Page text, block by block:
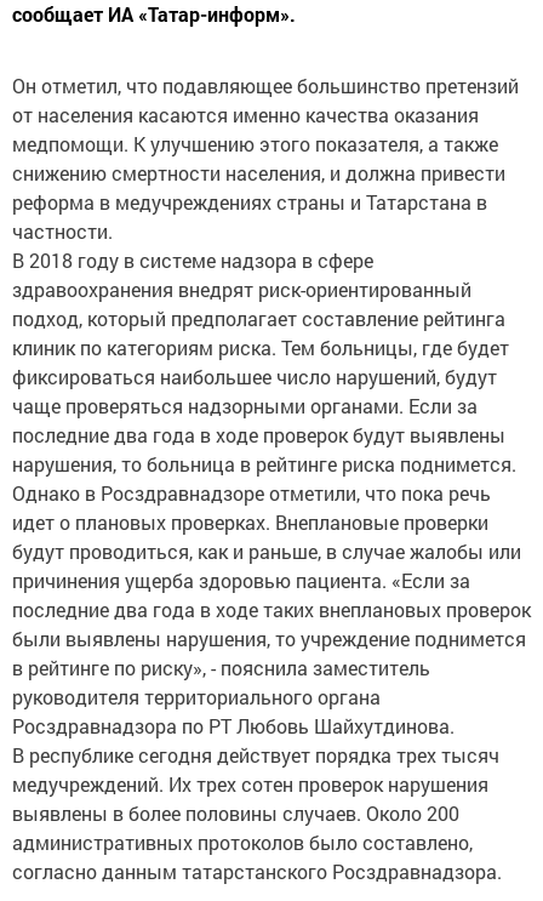
сообщает ИА «Татар-информ».
Он отметил, что подавляющее большинство претензий
от населения касаются именно качества оказания
медпомощи. К улучшению этого показателя, а также
снижению смертности населения, и должна привести
реформа в медучреждениях страны и Татарстана в
частности.
В 2018 году в системе надзора в сфере
здравоохранения внедрят риск-ориентированный
подход, который предполагает составление рейтинга
клиник по категориям риска. Тем больницы, где будет
фиксироваться наибольшее число нарушений, будут
чаще проверяться надзорными органами. Если за
последние два года в ходе проверок будут выявлены
нарушения, то больница в рейтинге риска поднимется.
Однако в Росздравнадзоре отметили, что пока речь
идет о плановых проверках. Внеплановые проверки
будут проводиться, как и раньше, в случае жалобы или
причинения ущерба здоровью пациента. «Если за
последние два года в ходе таких внеплановых проверок
были выявлены нарушения, то учреждение поднимется
в рейтинге по риску», - пояснила заместитель
руководителя территориального органа
Росздравнадзора по РТ Любовь Шайхутдинова.
В республике сегодня действует порядка трех тысяч
медучреждений. Их трех сотен проверок нарушения
выявлены в более половины случаев. Около 200
административных протоколов было составлено,
согласно данным татарстанского Росздравнадзора.